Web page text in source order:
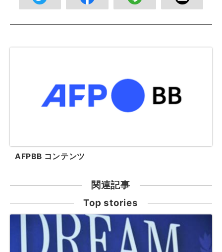
AFPBB コンテンツ
関連記事
Top stories